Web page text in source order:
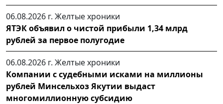
06.08.2026 г. Желтые хроники
ЯТЭК объявил о чистой прибыли 1,34 млрд
рублей за первое полугодие
06.08.2026 г. Желтые хроники
Компании с судебными исками на миллионы
рублей Минсельхоз Якутии выдаст
многомиллионную субсидию